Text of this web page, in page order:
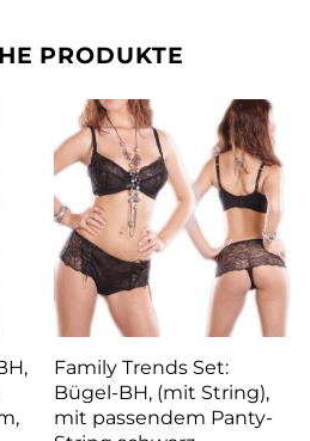
PRODUKTE
Family Trends Set:
Bügel-BH, (mit String),
mit passendem Panty-